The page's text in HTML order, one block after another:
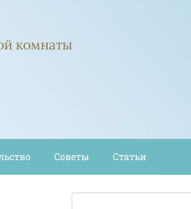
комнаты
Советы Статьи